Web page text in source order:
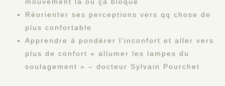
Réorienter ses perceptions vers qq chose de
plus confortable
Apprendre à pondérer l’inconfort et aller vers
plus de confort « allumer les lampes du
soulagement » – docteur Sylvain Pourchet